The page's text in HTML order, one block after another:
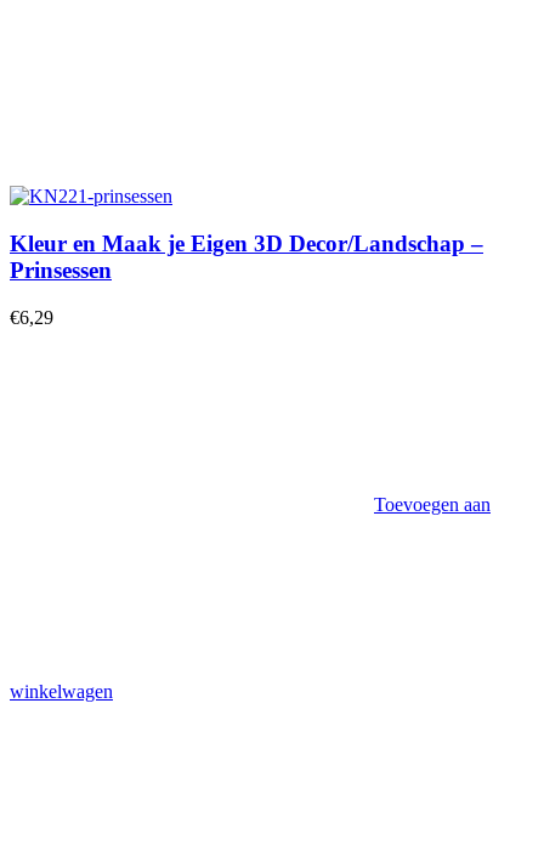
Kleur en Maak je Eigen 3D Decor/Landschap –
Prinsessen
€6,29
Toevoegen aan
winkelwagen